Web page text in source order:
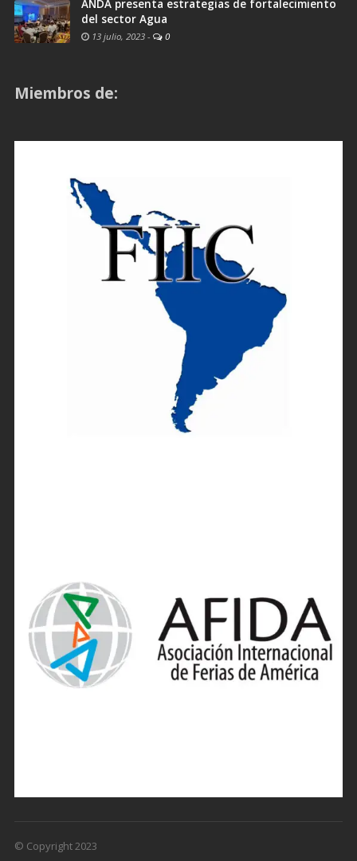
ANDA presenta estrategias de fortalecimiento
del sector Agua
13 julio, 2023 - 0
Miembros de:
© Copyright 2023